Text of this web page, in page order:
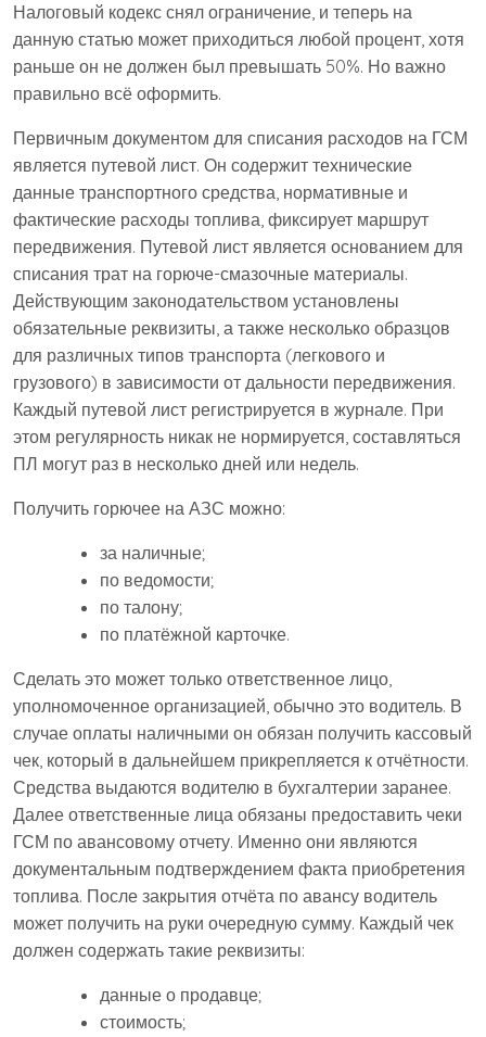
Налоговый кодекс снял ограничение, и теперь на
данную статью может приходиться любой процент, хотя
раньше он не должен был превышать 50%. Но важно
правильно всё оформить.
Первичным документом для списания расходов на ГСМ
является путевой лист. Он содержит технические
данные транспортного средства, нормативные и
фактические расходы топлива, фиксирует маршрут
передвижения. Путевой лист является основанием для
списания трат на горюче-смазочные материалы.
Действующим законодательством установлены
обязательные реквизиты, а также несколько образцов
для различных типов транспорта (легкового и
грузового) в зависимости от дальности передвижения.
Каждый путевой лист регистрируется в журнале. При
этом регулярность никак не нормируется, составляться
ПЛ могут раз в несколько дней или недель.
Получить горючее на АЗС можно:
за наличные;
по ведомости;
по талону;
по платёжной карточке.
Сделать это может только ответственное лицо,
уполномоченное организацией, обычно это водитель. В
случае оплаты наличными он обязан получить кассовый
чек, который в дальнейшем прикрепляется к отчётности.
Средства выдаются водителю в бухгалтерии заранее.
Далее ответственные лица обязаны предоставить чеки
ГСМ по авансовому отчету. Именно они являются
документальным подтверждением факта приобретения
топлива. После закрытия отчёта по авансу водитель
может получить на руки очередную сумму. Каждый чек
должен содержать такие реквизиты:
данные о продавце;
стоимость;